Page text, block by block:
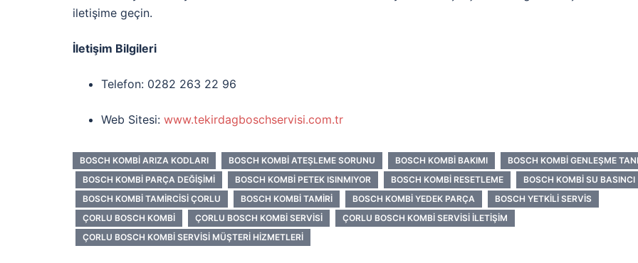
iletişime geçin.
İletişim Bilgileri
Telefon: 0282 263 22 96
Web Sitesi: www.tekirdagboschservisi.com.tr
BOSCH KOMBI ARIZA KODLARI BOSCH KOMBI ATEŞLEME SORUNU BOSCH KOMBI BAKIMI
BOSCH KOMBI GENLEŞME
BOSCH KOMBI PARÇA DEĞIŞIMI
BOSCH KOMBI PETEK ISINMIYOR BOSCH KOMBI RESETLEME
BOSCH KOMBI SU BASINCI
BOSCH KOMBI TAMIRCISI ÇORLU
BOSCH KOMBI TAMIRI BOSCH KOMBI YEDEK PARÇA
BOSCH YETKILI SERVIS
ÇORLU BOSCH KOMBI
ÇORLU BOSCH KOMBI SERVISI
ÇORLU BOSCH KOMBI SERVISI İLETIŞIM
ÇORLU BOSCH KOMBI SERVISI MÜŞTERI HIZMETLERI